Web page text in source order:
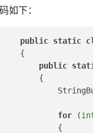
如下：
public static
    {
public
        {
for (
            {